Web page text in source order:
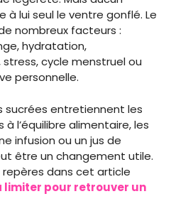
lui seul le ventre gonflé. Le
nombreux facteurs :
hydratation,
cycle menstruel ou
personnelle.
sucrées entretiennent les
l’équilibre alimentaire, les
infusion ou un jus de
être un changement utile.
dans cet article
limiter pour retrouver un